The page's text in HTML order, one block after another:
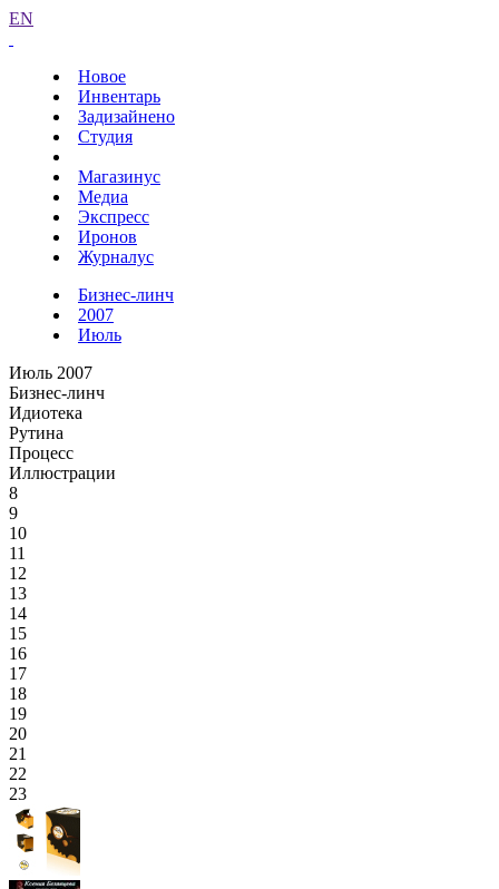
EN
Новое
Инвентарь
Задизайнено
Студия
Магазинус
Медиа
Экспресс
Иронов
Журналус
Бизнес-линч
2007
Июль
Июль 2007
Бизнес-линч
Идиотека
Рутина
Процесс
Иллюстрации
8
9
10
11
12
13
14
15
16
17
18
19
20
21
22
23